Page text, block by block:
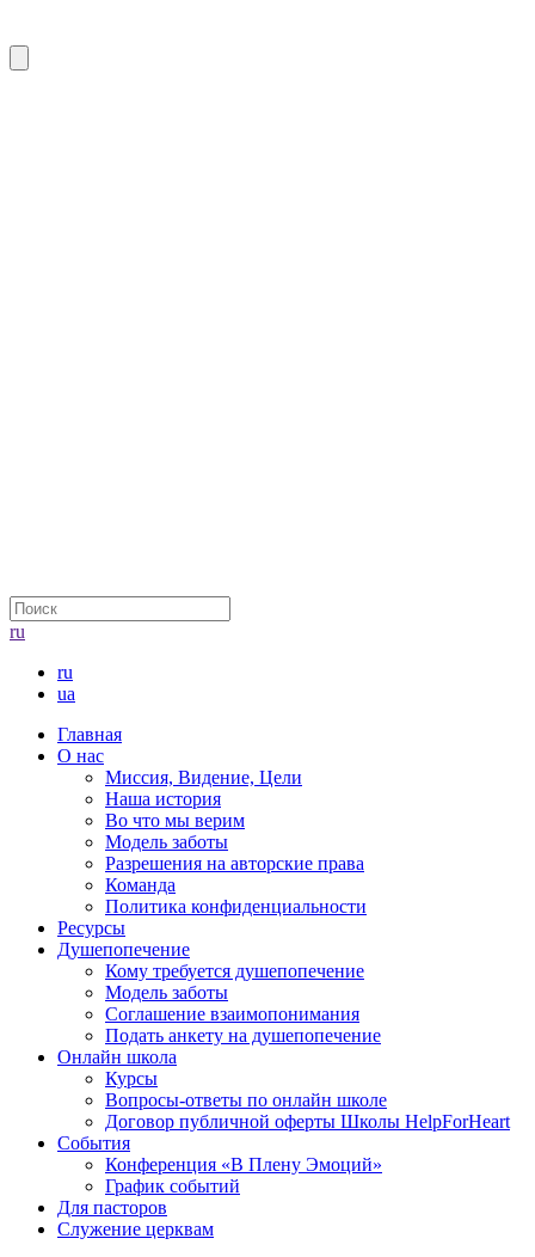
ru
ru
ua
Главная
О нас
Миссия, Видение, Цели
Наша история
Во что мы верим
Модель заботы
Разрешения на авторские права
Команда
Политика конфиденциальности
Ресурсы
Душепопечение
Кому требуется душепопечение
Модель заботы
Соглашение взаимопонимания
Подать анкету на душепопечение
Онлайн школа
Курсы
Вопросы-ответы по онлайн школе
Договор публичной оферты Школы HelpForHeart
События
Конференция «В Плену Эмоций»
График событий
Для пасторов
Служение церквам